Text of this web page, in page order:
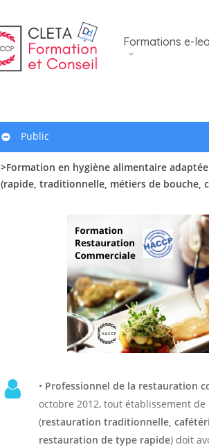
Formations e-
Public
>Formation en hygiène alimentaire
(rapide, traditionnelle, métiers de bouche,
• Professionnel de la restauration
octobre 2012, tout établissement
(restauration traditionnelle,
restauration de type rapide) doit